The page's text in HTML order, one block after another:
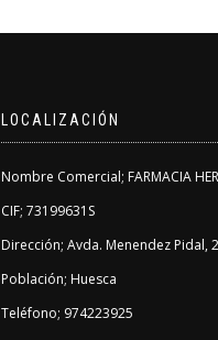
LOCALIZACIÓN
Nombre Comercial; FARMACIA
CIF; 73199631S
Dirección; Avda. Menendez Pidal,
Población; Huesca
Teléfono; 974223925